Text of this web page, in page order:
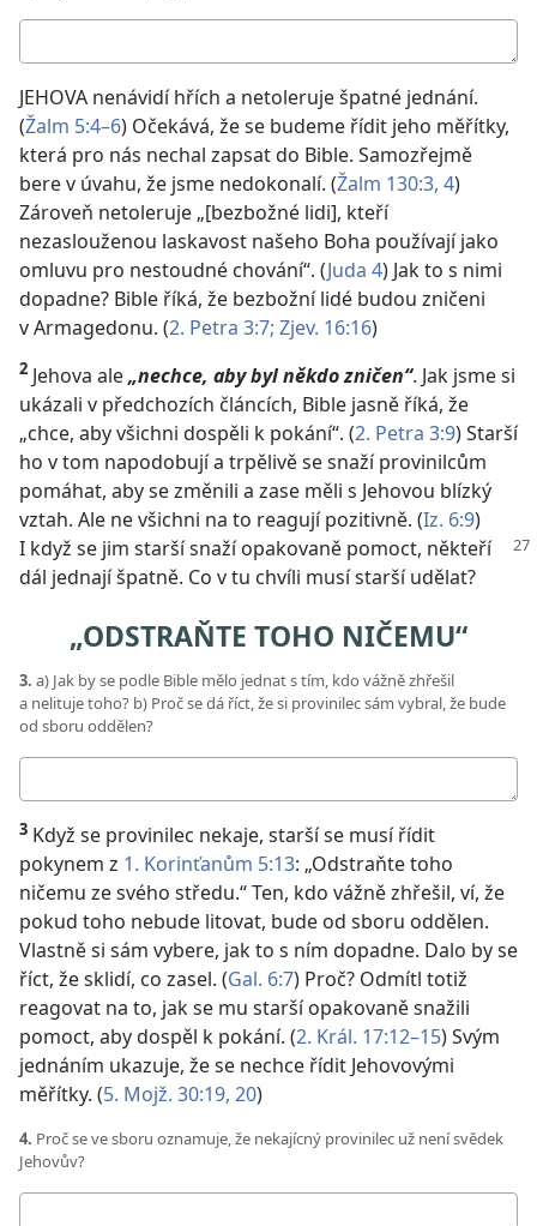
odpovědi
JEHOVA nenávidí hřích a netoleruje špatné jednání.
(Žalm 5:4–6) Očekává, že se budeme řídit jeho měřítky,
která pro nás nechal zapsat do Bible. Samozřejmě
bere v úvahu, že jsme nedokonalí. (Žalm 130:3, 4)
Zároveň netoleruje „[bezbožné lidi], kteří
nezaslouženou laskavost našeho Boha používají jako
omluvu pro nestoudné chování“. (Juda 4) Jak to s nimi
dopadne? Bible říká, že bezbožní lidé budou zničeni
v Armagedonu. (2. Petra 3:7; Zjev. 16:16)
2 Jehova ale„nechce, aby byl někdo zničen“. Jak jsme si
ukázali v předchozích článcích, Bible jasně říká, že
„chce, aby všichni dospěli k pokání“. (2. Petra 3:9) Starší
ho v tom napodobují a trpělivě se snaží provinilcům
pomáhat, aby se změnili a zase měli s Jehovou blízký
vztah. Ale ne všichni na to reagují pozitivně. (Iz. 6:9)
I když se jim starší snaží opakovaně pomoct, někteří
dál jednají špatně. Co v tu chvíli musí starší udělat?
„ODSTRAŇTE TOHO NIČEMU“
3. a) Jak by se podle Bible mělo jednat s tím, kdo vážně zhřešil
a nelituje toho? b) Proč se dá říct, že si provinilec sám vybral, že bude
od sboru oddělen?
odpovědi
3 Když se provinilec nekaje, starší se musí řídit
pokynem z 1. Korinťanům 5:13: „Odstraňte toho
ničemu ze svého středu.“ Ten, kdo vážně zhřešil, ví, že
pokud toho nebude litovat, bude od sboru oddělen.
Vlastně si sám vybere, jak to s ním dopadne. Dalo by se
říct, že sklidí, co zasel. (Gal. 6:7) Proč? Odmítl totiž
reagovat na to, jak se mu starší opakovaně snažili
pomoct, aby dospěl k pokání. (2. Král. 17:12–15) Svým
jednáním ukazuje, že se nechce řídit Jehovovými
měřítky. (5. Mojž. 30:19, 20)
4. Proč se ve sboru oznamuje, že nekajícný provinilec už není svědek
Jehovův?